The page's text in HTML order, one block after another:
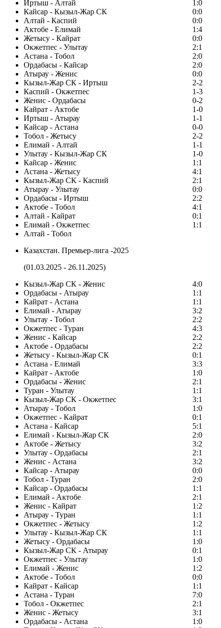
Иртыш - Алтай
1:0
Кайсар - Кызыл-Жар СК
0:0
Алтай - Каспий
0:0
Актобе - Елимай
1:4
Жетысу - Кайрат
0:0
Окжетпес - Улытау
2:1
Астана - Тобол
2:0
Ордабасы - Кайсар
2:0
Атырау - Женис
0:0
Кызыл-Жар СК - Иртыш
2-2
Каспий - Окжетпес
1-3
Женис - Ордабасы
0-2
Кайрат - Актобе
1-0
Иртыш - Атырау
1-1
Кайсар - Астана
0-0
Тобол - Жетысу
2-2
Елимай - Алтай
1-1
Улытау - Кызыл-Жар СК
1-0
Кайсар - Женис
1:1
Астана - Жетысу
4:1
Кызыл-Жар СК - Каспий
2:1
Атырау - Улытау
0:0
Ордабасы - Иртыш
2:2
Актобе - Тобол
4:1
Алтай - Кайрат
0:1
Елимай - Окжетпес
1:1
Алтай - Тобол
Казахстан. Премьер-лига -2025
(01.03.2025 - 26.11.2025)
Кызыл-Жар СК - Женис
4:0
Ордабасы - Атырау
1:1
Кайрат - Астана
1:1
Елимай - Атырау
3:2
Улытау - Тобол
2:2
Окжетпес - Туран
4:3
Женис - Кайсар
2:2
Актобе - Ордабасы
2:2
Жетысу - Кызыл-Жар СК
0:1
Астана - Елимай
3:3
Кайрат - Актобе
1:0
Ордабасы - Женис
2:1
Туран - Улытау
1:1
Кызыл-Жар СК - Окжетпес
3:1
Атырау - Тобол
1:0
Окжетпес - Кайрат
0:1
Астана - Кайсар
5:1
Елимай - Кызыл-Жар СК
2:0
Актобе - Жетысу
3:2
Улытау - Ордабасы
2:1
Женис - Астана
3:2
Кайсар - Атырау
0:0
Тобол - Туран
2:0
Кайсар - Ордабасы
1:1
Елимай - Актобе
2:1
Женис - Кайрат
1:2
Атырау - Туран
1:1
Окжетпес - Жетысу
1:2
Улытау - Кызыл-Жар СК
1:1
Жетысу - Ордабасы
1:0
Кызыл-Жар СК - Атырау
0:1
Окжетпес - Улытау
1:0
Елимай - Женис
1:2
Актобе - Тобол
0:0
Кайрат - Кайсар
1:1
Астана - Туран
7:0
Тобол - Окжетпес
2:1
Женис - Жетысу
3:1
Ордабасы - Астана
1:0